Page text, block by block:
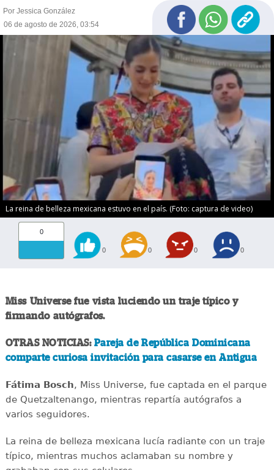
Por Jessica González
06 de agosto de 2026, 03:54
La reina de belleza mexicana estuvo en el país. (Foto: captura de video)
0
0 0 0 0
Miss Universe fue vista luciendo un traje típico y
firmando autógrafos.
OTRAS NOTICIAS: Pareja de República Dominicana
comparte curiosa invitación para casarse en Antigua
Fátima Bosch, Miss Universe, fue captada en el parque
de Quetzaltenango, mientras repartía autógrafos a
varios seguidores.
La reina de belleza mexicana lucía radiante con un traje
típico, mientras muchos aclamaban su nombre y